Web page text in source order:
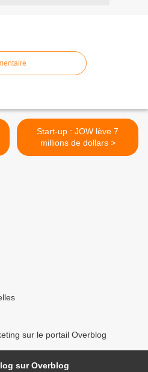
Start-up : JOW lève 7
millions de dollars >
sur le portail Overblog
sur Overblog